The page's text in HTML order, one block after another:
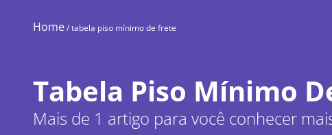
Home/tabela piso mínimo de frete
Tabela Piso Mínimo
Mais de 1 artigo para você conhecer